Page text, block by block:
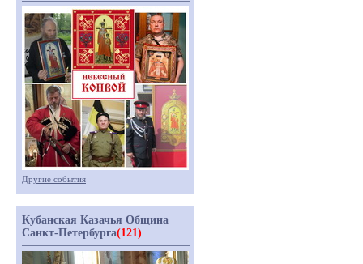
Другие события
Кубанская Казачья Община
Санкт-Петербурга(121)